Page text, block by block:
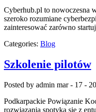
Cyberhub.pl to nowoczesna
szeroko rozumiane
zainteresować zarówno
Categories: Blog
Szkolenie pilotów
Posted by admin mar - 17 -
Podkarpackie Powiązanie
rozwiązania spotyka się z